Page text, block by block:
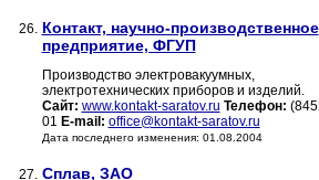
26. Контакт, научно-производственное
предприятие, ФГУП
Производство электровакуумных,
электротехнических приборов и изделий.
Сайт: www.kontakt-saratov.ru Телефон:
01 E-mail: office@kontakt-saratov.ru
Дата последнего изменения: 01.08.2004
27. Сплав, ЗАО